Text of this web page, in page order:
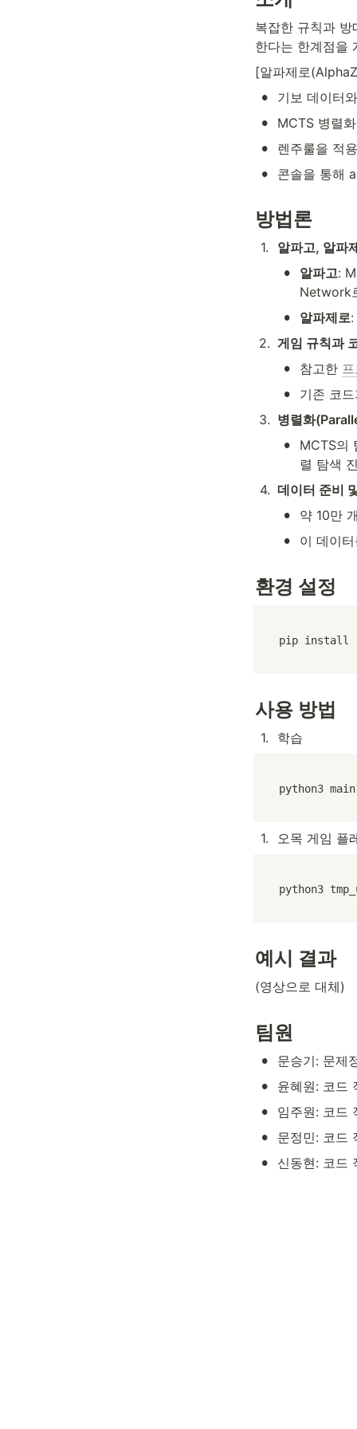
복잡한 규칙과
한다는 한계점을
[알파제로
• 기보 데이터
• MCTS 병렬
• 렌주룰을 적
• 콘솔을 통해
방법론
1. 알파고, 알파
• 알파고:
Network
• 알파제로
2. 게임 규칙과
• 참고한
•
기존 코
3. 병렬화
•
MCTS의
렬 탐색
4. 데이터 준비
• 약 10만
• 이 데이
환경 설정
pip install
사용 방법
1. 학습
python3
1. 오목 게임 플
python3
예시 결과
(영상으로 대체)
팀원
• 문승기: 문제
• 윤혜원: 코드
• 임주원: 코드
• 문정민: 코드
• 신동현: 코드